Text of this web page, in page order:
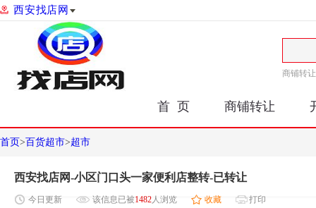
西安找店网
商铺转让
首 页 商铺转让
首页>百货超市>超市
西安找店网-小区门口头一家便利店整转-已转让
今日 更新 该信息已被1482人浏览 收藏 打印